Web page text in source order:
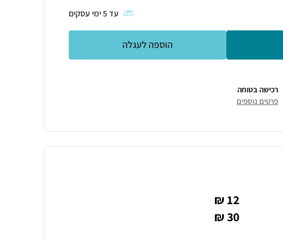
עד5ימי עסקים
הוספה לעגלה
רכישה בטוחה
פרטים נוספים
12 ₪
30 ₪